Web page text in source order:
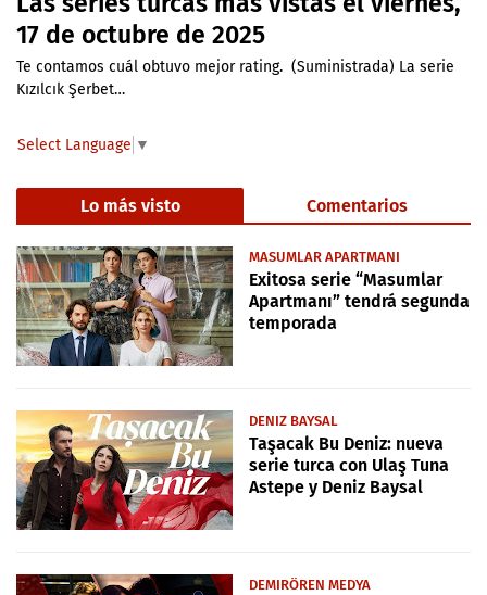
17 de octubre de 2025
Te contamos cuál obtuvo mejor rating. (Suministrada) La serie
Kızılcık Şerbet…
Select Language ▼
Lo más visto Comentarios
MASUMLAR APARTMANI
Exitosa serie “Masumlar
Apartmanı” tendrá segunda
temporada
DENIZ BAYSAL
Taşacak Bu Deniz: nueva
serie turca con Ulaş Tuna
Astepe y Deniz Baysal
DEMIRÖREN MEDYA